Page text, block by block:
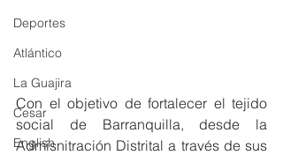
Deportes
Atlántico
La Guajira
Cesar
English
Con el objetivo de fortalecer el tejido
social de Barranquilla, desde la
Admisnitración Distrital a través de sus